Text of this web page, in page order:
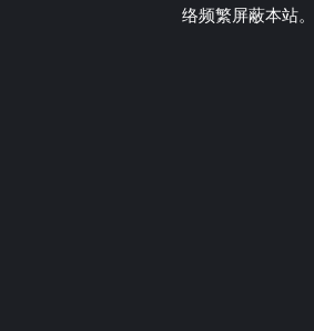
络频繁屏蔽本站。